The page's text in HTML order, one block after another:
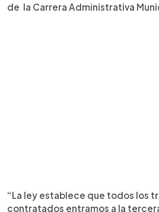
de la Carrera Administrativa
“La ley establece que todos los
contratados entramos a la